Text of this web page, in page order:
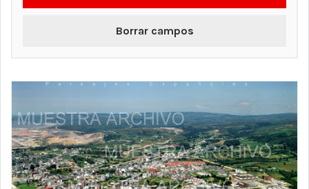
Borrar campos